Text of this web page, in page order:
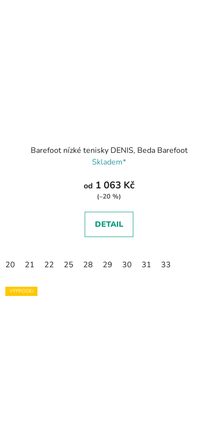
Barefoot nízké tenisky DENIS, Beda Barefoot
Skladem*
od 1 063 Kč
(–20 %)
DETAIL
20 21 22 25 28 29 30 31 33
VÝPRODEJ